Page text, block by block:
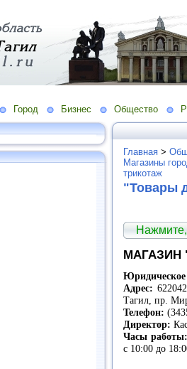
Город Бизнес Общество
Главная >
Магазины
трикотаж
"Товары
МАГАЗИН
Юридическое
Адрес:
Тагил, пр.
Телефон:
Директор:
Часы работы:
с 10:00 до